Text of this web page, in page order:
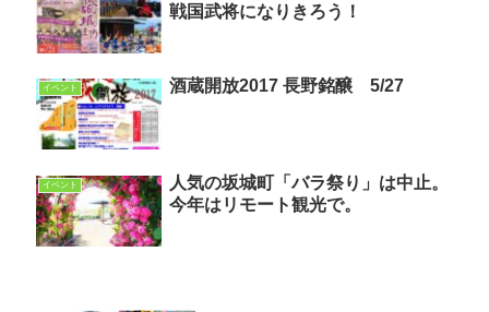
戦国武将になりきろう！
イベント 酒蔵開放2017 長野銘醸 5/27
イベント
人気の坂城町「バラ祭り」は中止。
今年はリモート観光で。